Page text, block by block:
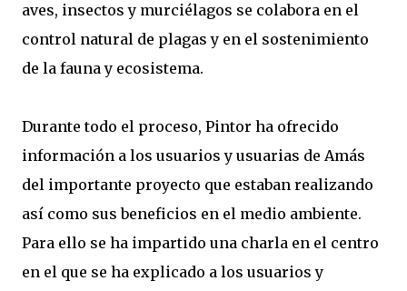
aves, insectos y murciélagos se colabora en el
control natural de plagas y en el sostenimiento
de la fauna y ecosistema.
Durante todo el proceso, Pintor ha ofrecido
información a los usuarios y usuarias de Amás
del importante proyecto que estaban realizando
así como sus beneficios en el medio ambiente.
Para ello se ha impartido una charla en el centro
en el que se ha explicado a los usuarios y